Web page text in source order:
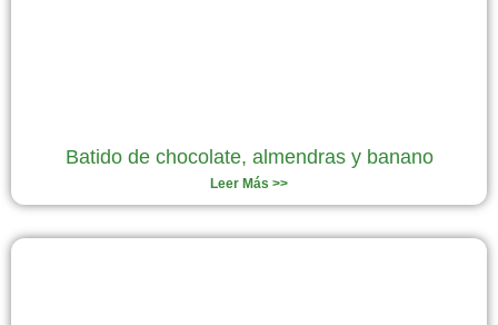
Batido de chocolate, almendras y banano
Leer Más >>